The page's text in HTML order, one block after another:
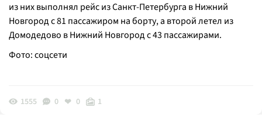
из них выполнял рейс из Санкт-Петербурга в Нижний
Новгород с 81 пассажиром на борту, а второй летел из
Домодедово в Нижний Новгород с 43 пассажирами.
Фото: соцсети
1555 0 0 1